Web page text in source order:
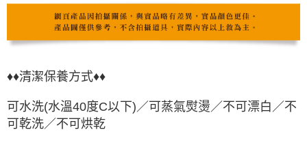
♦♦清潔保養方式♦♦
可水洗(水溫40度C以下)／可蒸氣熨燙／不可漂白／不
可乾洗／不可烘乾